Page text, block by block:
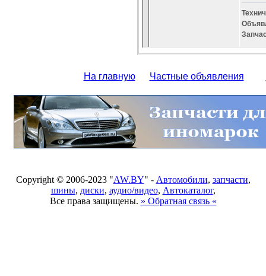
На главную Частные объявления
Copyright © 2006-2023 "AW.BY" - Автомобили, запчасти,
шины, диски, аудио/видео, Автокаталог,
Все права защищены. » Обратная связь «